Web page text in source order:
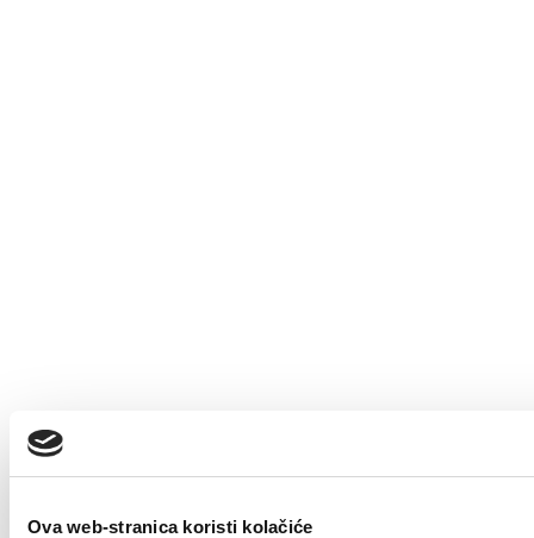
Ova web-stranica koristi kolačiće